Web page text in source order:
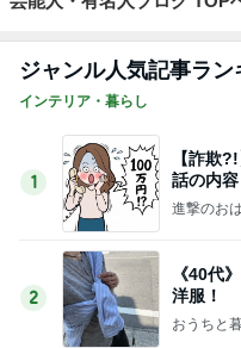
ジャンル人気記事ラン
インテリア・暮らし
1
【詐欺
話の内容
進撃のお
2
《40代
洋服！
おうちと